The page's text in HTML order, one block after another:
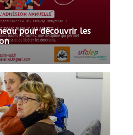
pour découvrir les